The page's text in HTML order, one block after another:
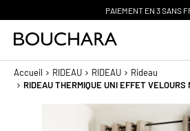
PAIEMENT EN 3 SANS
Accueil RIDEAU RIDEAU
Rideau
RIDEAU THERMIQUE UNI EFFET VELOURS